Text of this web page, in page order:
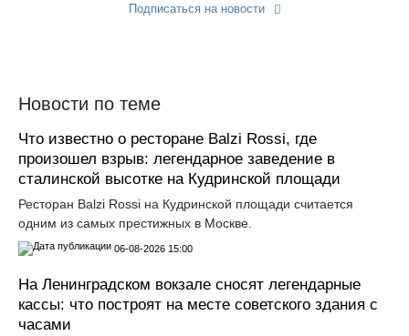
Подписаться на новости
Новости по теме
Что известно о ресторане Balzi Rossi, где
произошел взрыв: легендарное заведение в
сталинской высотке на Кудринской площади
Ресторан Balzi Rossi на Кудринской площади считается
одним из самых престижных в Москве.
06-08-2026 15:00
На Ленинградском вокзале сносят легендарные
кассы: что построят на месте советского здания с
часами